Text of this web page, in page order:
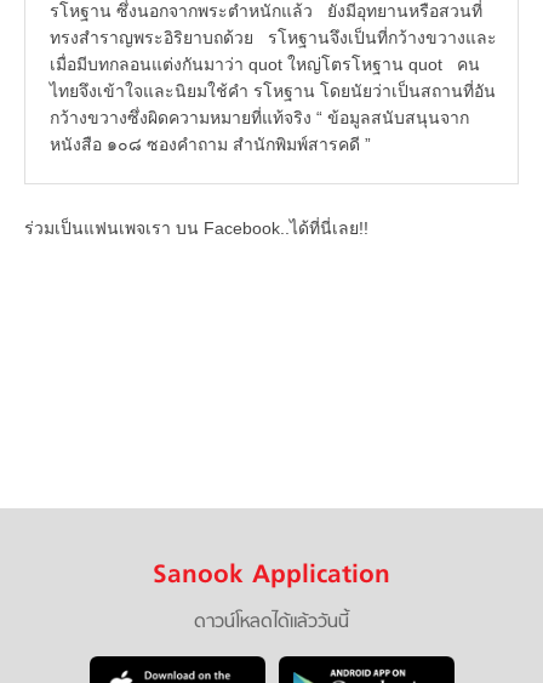
รโหฐาน ซึ่งนอกจากพระตำหนักแล้ว ยังมีอุทยานหรือสวนที่
ทรงสำราญพระอิริยาบถด้วย รโหฐานจึงเป็นที่กว้างขวางและ
เมื่อมีบทกลอนแต่งกันมาว่า quot ใหญ่โตรโหฐาน quot คน
ไทยจึงเข้าใจและนิยมใช้คำ รโหฐาน โดยนัยว่าเป็นสถานที่อัน
กว้างขวางซึ่งผิดความหมายที่แท้จริง “ ข้อมูลสนับสนุนจาก
หนังสือ ๑๐๘ ซองคำถาม สำนักพิมพ์สารคดี ”
ร่วมเป็นแฟนเพจเรา บน Facebook..ได้ที่นี่เลย!!
Sanook Application
ดาวน์โหลดได้แล้ววันนี้